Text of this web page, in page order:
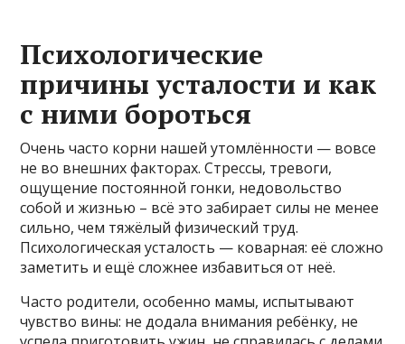
Психологические
причины усталости и как
с ними бороться
Очень часто корни нашей утомлённости — вовсе
не во внешних факторах. Стрессы, тревоги,
ощущение постоянной гонки, недовольство
собой и жизнью – всё это забирает силы не менее
сильно, чем тяжёлый физический труд.
Психологическая усталость — коварная: её сложно
заметить и ещё сложнее избавиться от неё.
Часто родители, особенно мамы, испытывают
чувство вины: не додала внимания ребёнку, не